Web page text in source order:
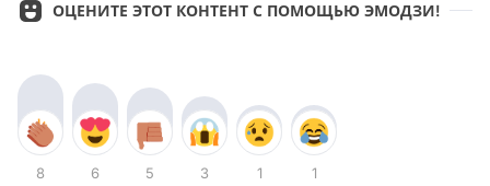
ОЦЕНИТЕ ЭТОТ КОНТЕНТ С ПОМОЩЬЮ ЭМОДЗИ!
8 6 5 3 1 1